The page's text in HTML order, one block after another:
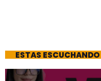
ESTAS ESCUCHANDO